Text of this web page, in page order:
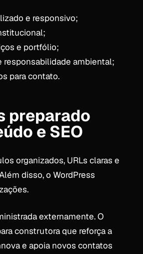
e responsivo;
e portfólio;
responsabilidade ambiental;
para contato.
preparado
e SEO
organizados, URLs claras e
disso, o WordPress
externamente. O
construtora que reforça a
e apoia novos contatos